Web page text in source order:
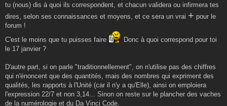
tu (nous) dis à quoi ils correspondent, et chacun validera ou infirmera tes
dires, selon ses connaissances et moyens, et ce sera un vrai + pour le
forum !
C'est le moins que tu puisses faire
Donc à quoi correspond pour toi
le 17 janvier ?
D'autre part, si on parle "traditionnellement", on n'utilise pas des chiffres
qui n'énoncent que des quantités, mais des nombres qui expriment des
qualités, les rapports à l'Unité (car il n'y a qu'Elle), ainsi on emploiera
l'expression 22/7 et non 3,14... Sinon on reste sur le plancher des vaches
de la numérologie et du Da Vinci Code.